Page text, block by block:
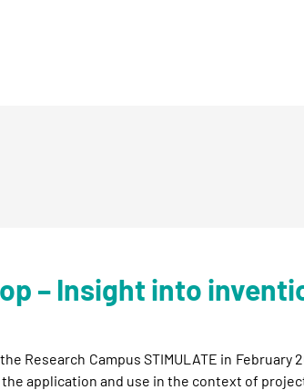
– Insight into
Research Campus STIMULATE in
application and use in the context of